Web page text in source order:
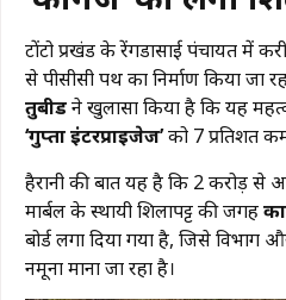
​टोंटो प्रखंड के रेंगडासाई पंचायत में
से पीसीसी पथ का निर्माण किया जा
तुबीडने खुलासा किया है कि यह
‘गुप्ता इंटरप्राइजेज’को 7 प्रतिशत
​हैरानी की बात यह है कि 2 करोड़ से
मार्बल के स्थायी शिलापट्ट की जगह
बोर्ड लगा दिया गया है, जिसे विभाग
नमूना माना जा रहा है।